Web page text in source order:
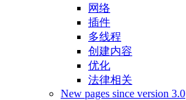
网络
插件
多线程
创建内容
优化
法律相关
New pages since version 3.0